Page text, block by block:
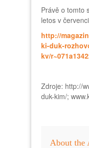
Právě o tomto
letos v
http://
ki-duk-
kv/
Zdroje: http://
duk-kim/;
About the